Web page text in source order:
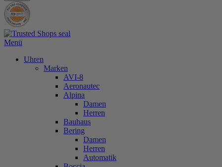
Menü
Uhren
Marken
AVI-8
Aeronautec
Alpina
Damen
Herren
Bauhaus
Bering
Damen
Herren
Automatik